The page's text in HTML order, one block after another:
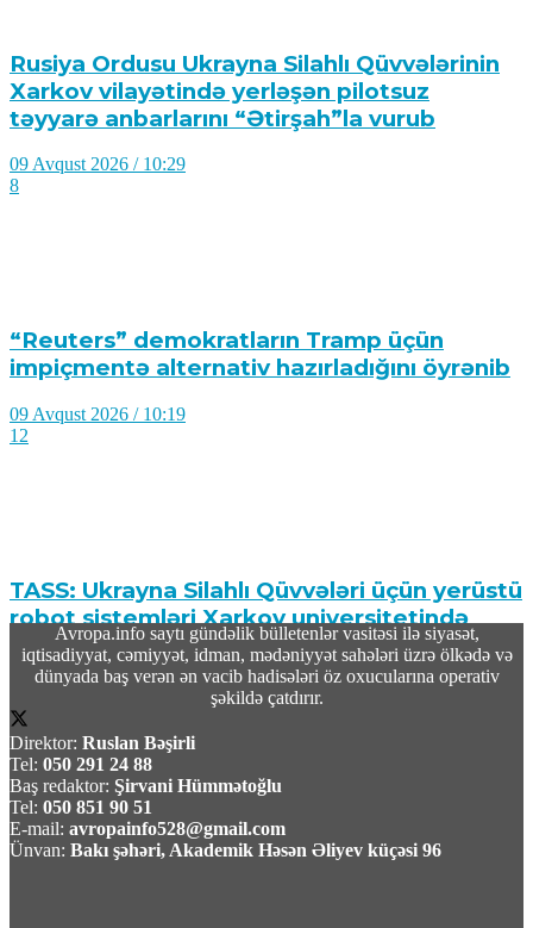
Rusiya Ordusu Ukrayna Silahlı Qüvvələrinin
Xarkov vilayətində yerləşən pilotsuz
təyyarə anbarlarını “Ətirşah”la vurub
09 Avqust 2026 / 10:29
8
“Reuters” demokratların Tramp üçün
impiçmentə alternativ hazırladığını öyrənib
09 Avqust 2026 / 10:19
12
TASS: Ukrayna Silahlı Qüvvələri üçün yerüstü
robot sistemləri Xarkov universitetində
yığılır
09 Avqust 2026 / 10:07
6
Məhəmməd Bağet Zülqədr: “ABŞ dəniz
Avropa.info saytı gündəlik bülletenlər vasitəsi ilə siyasət,
iqtisadiyyat, cəmiyyət, idman, mədəniyyət sahələri üzrə ölkədə və
dünyada baş verən ən vacib hadisələri öz oxucularına operativ
şəkildə çatdırır.
Direktor: Ruslan Bəşirli
Tel: 050 291 24 88
Baş redaktor: Şirvani Hümmətoğlu
Tel: 050 851 90 51
E-mail: avropainfo528@gmail.com
Ünvan: Bakı şəhəri, Akademik Həsən Əliyev küçəsi 96